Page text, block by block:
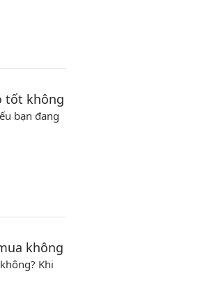
tốt không
bạn đang
không
Khi